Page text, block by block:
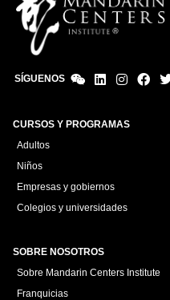
SÍGUENOS
CURSOS Y PROGRAMAS
Adultos
Niños
Empresas y gobiernos
Colegios y universidades
SOBRE NOSOTROS
Sobre Mandarin Centers Institute
Franquicias